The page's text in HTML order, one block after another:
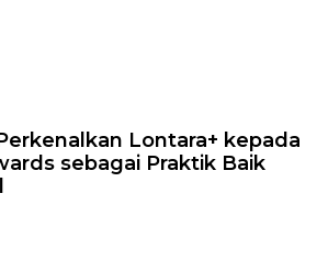
Lontara+ kepada
sebagai Praktik Baik